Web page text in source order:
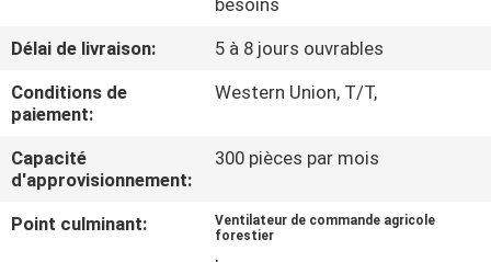
CONTRÔLE
DE
QUALITÉ
besoins
Délai de livraison:
5 à 8 jours ouvrables
Conditions de
paiement:
Western Union, T/T,
Capacité
d'approvisionnement:
300 pièces par mois
Point culminant:
Ventilateur de commande agricole
forestier
,